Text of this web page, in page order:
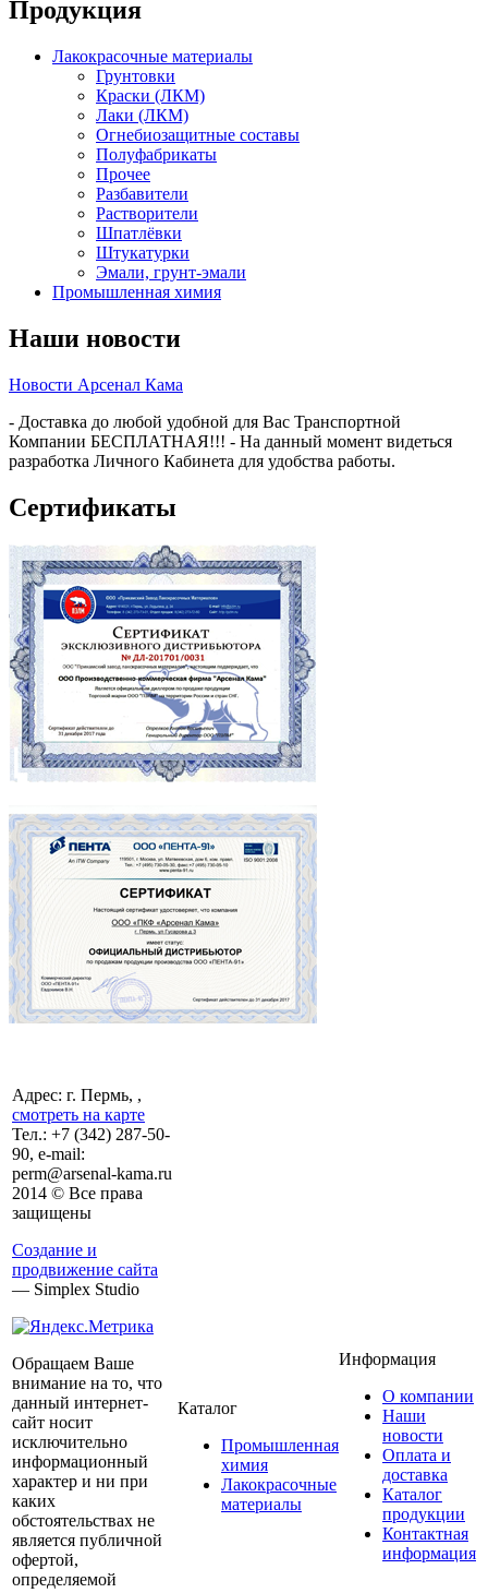
Продукция
Лакокрасочные материалы
Грунтовки
Краски (ЛКМ)
Лаки (ЛКМ)
Огнебиозащитные составы
Полуфабрикаты
Прочее
Разбавители
Растворители
Шпатлёвки
Штукатурки
Эмали, грунт-эмали
Промышленная химия
Наши новости
Новости Арсенал Кама
- Доставка до любой удобной для Вас Транспортной
Компании БЕСПЛАТНАЯ!!! - На данный момент видеться
разработка Личного Кабинета для удобства работы.
Сертификаты
Адрес: г. Пермь, ,
смотреть на карте
Тел.: +7 (342) 287-50-
90, e-mail:
perm@arsenal-kama.ru
2014 © Все права
защищены
Создание и
продвижение сайта
— Simplex Studio
Обращаем Ваше
внимание на то, что
данный интернет-
сайт носит
исключительно
информационный
характер и ни при
каких
обстоятельствах не
является публичной
офертой,
определяемой
Каталог
Промышленная
химия
Лакокрасочные
материалы
Информация
О компании
Наши
новости
Оплата и
доставка
Каталог
продукции
Контактная
информация